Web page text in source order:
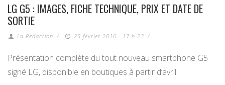
LG G5 : IMAGES, FICHE TECHNIQUE, PRIX ET DATE DE
SORTIE
La Redaction / 25 février 2016 - 17 h 23 /
Présentation complète du tout nouveau smartphone G5
signé LG, disponible en boutiques à partir d’avril.